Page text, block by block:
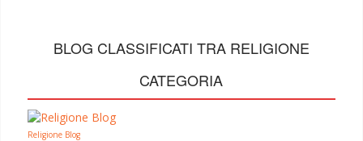
BLOG CLASSIFICATI TRA RELIGIONE
CATEGORIA
Religione Blog